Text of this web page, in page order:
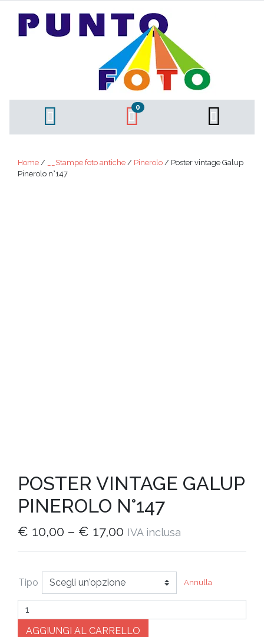
0
Home / __Stampe foto antiche / Pinerolo / Poster vintage Galup
Pinerolo n°147
POSTER VINTAGE GALUP
PINEROLO N°147
€ 10,00 – € 17,00 IVA inclusa
Tipo Annulla
Quantità
AGGIUNGI AL CARRELLO